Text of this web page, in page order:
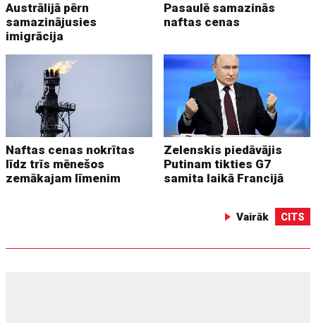
Austrālijā pērn
samazinājusies
imigrācija
Pasaulē samazinās
naftas cenas
Naftas cenas nokrītas
līdz trīs mēnešos
zemākajam līmenim
Zelenskis piedāvājis
Putinam tikties G7
samita laikā Francijā
Vairāk CITS